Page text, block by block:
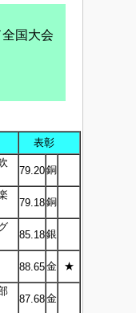
国大会
表彰
79.20銅
79.18銅
85.18銀
88.65金 ★
87.68金